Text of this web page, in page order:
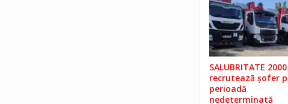
SALUBRITATE
recrutează șofer
perioadă
nedeterminată